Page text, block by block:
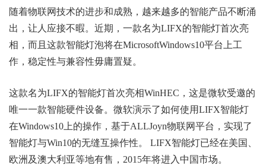
随着物联网技术的进步和成熟，越来越多的智能产品不断涌
出，让人应接不暇。近期，一款名为LIFX的智能灯首次亮
相，而且这款智能灯泡将在MicrosoftWindows10平台上工
作，稳定性与兼容性毋庸置疑。
这款名为LIFX的智能灯首次亮相WinHEC，这是微软受邀的
唯一一款智能硬件设备。微软演示了如何使用LIFX智能灯
在Windows10上的操作，基于ALLJoyn物联网平台，实现了
智能灯与Win10的无缝互操作性。 LIFX智能灯已经在美国、
欧洲及澳大利亚等地有售，2015年将进入中国市场。